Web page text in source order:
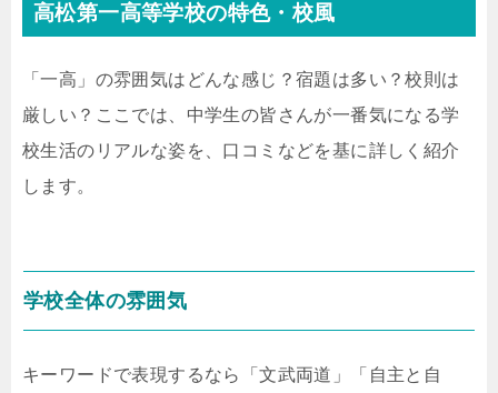
高松第一高等学校の特色・校風
「一高」の雰囲気はどんな感じ？宿題は多い？校則は
厳しい？ここでは、中学生の皆さんが一番気になる学
校生活のリアルな姿を、口コミなどを基に詳しく紹介
します。
学校全体の雰囲気
キーワードで表現するなら「文武両道」「自主と自